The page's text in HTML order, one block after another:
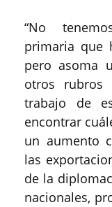
“No
primaria que
pero asoma
otros rubros
trabajo de
encontrar
un aumento
las
de la
nacionales,